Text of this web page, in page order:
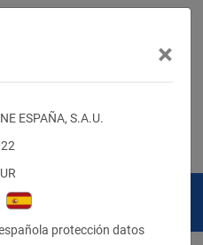
×
ESPAÑA, S.A.U.
protección datos